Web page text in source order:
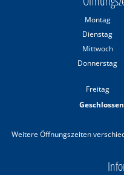
Montag
Dienstag
Mittwoch
Donnerstag
Freitag
Weitere Öffnungszeiten